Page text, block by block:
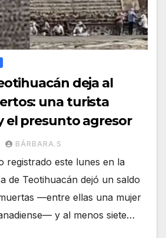
deja al
una turista
el presunto agresor
BÁRBARA.S
registrado este lunes en la
de Teotihuacán dejó un saldo
—entre ellas una mujer
y al menos siete…